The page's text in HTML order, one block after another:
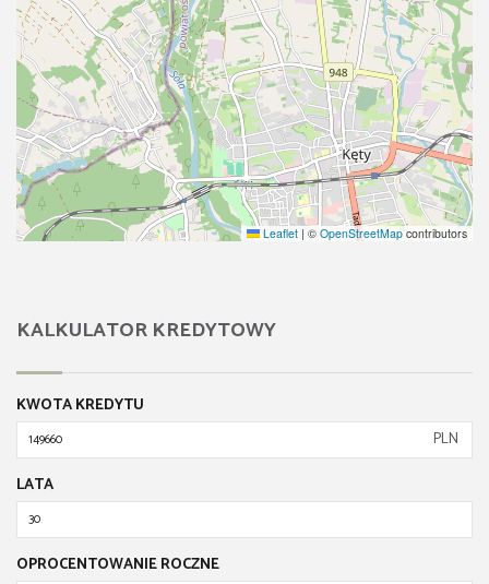
Leaflet | © OpenStreetMap contributors
KALKULATOR KREDYTOWY
KWOTA KREDYTU
PLN
LATA
OPROCENTOWANIE ROCZNE